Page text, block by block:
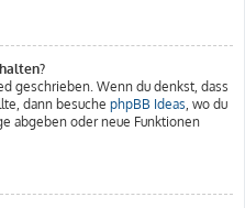
geschrieben. Wenn du denkst, dass
dann besuche phpBB Ideas, wo du
abgeben oder neue Funktionen